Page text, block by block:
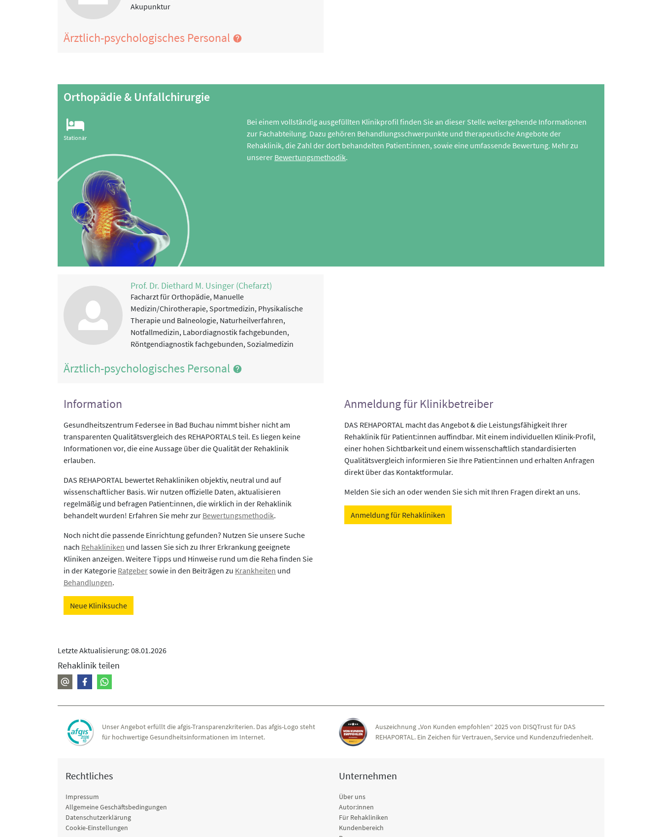
Akupunktur
Ärztlich-psychologisches Personal
Orthopädie & Unfallchirurgie
Stationär
Bei einem vollständig ausgefüllten Klinikprofil finden Sie an dieser Stelle weitergehende Informationen
zur Fachabteilung. Dazu gehören Behandlungsschwerpunkte und therapeutische Angebote der
Rehaklinik, die Zahl der dort behandelten Patient:innen, sowie eine umfassende Bewertung. Mehr zu
unserer Bewertungsmethodik.
Prof. Dr. Diethard M. Usinger (Chefarzt)
Facharzt für Orthopädie, Manuelle
Medizin/Chirotherapie, Sportmedizin, Physikalische
Therapie und Balneologie, Naturheilverfahren,
Notfallmedizin, Labordiagnostik fachgebunden,
Röntgendiagnostik fachgebunden, Sozialmedizin
Ärztlich-psychologisches Personal
Information
Gesundheitszentrum Federsee in Bad Buchau nimmt bisher nicht am
transparenten Qualitätsvergleich des REHAPORTALS teil. Es liegen keine
Informationen vor, die eine Aussage über die Qualität der Rehaklinik
erlauben.
DAS REHAPORTAL bewertet Rehakliniken objektiv, neutral und auf
wissenschaftlicher Basis. Wir nutzen offizielle Daten, aktualisieren
regelmäßig und befragen Patient:innen, die wirklich in der Rehaklinik
behandelt wurden! Erfahren Sie mehr zur Bewertungsmethodik.
Noch nicht die passende Einrichtung gefunden? Nutzen Sie unsere Suche
nach Rehakliniken und lassen Sie sich zu Ihrer Erkrankung geeignete
Kliniken anzeigen. Weitere Tipps und Hinweise rund um die Reha finden Sie
in der Kategorie Ratgebersowie in den Beiträgen zu Krankheiten und
Behandlungen.
Neue Kliniksuche
Anmeldung für Klinikbetreiber
DAS REHAPORTAL macht das Angebot & die Leistungsfähigkeit Ihrer
Rehaklinik für Patient:innen auffindbar. Mit einem individuellen Klinik-Profil,
einer hohen Sichtbarkeit und einem wissenschaftlich standardisierten
Qualitätsvergleich informieren Sie Ihre Patient:innen und erhalten Anfragen
direkt über das Kontaktformular.
Melden Sie sich an oder wenden Sie sich mit Ihren Fragen direkt an uns.
Anmeldung für Rehakliniken
Letzte Aktualisierung: 08.01.2026
Rehaklinik teilen
Unser Angebot erfüllt die afgis-Transparenzkriterien. Das afgis-Logo steht
für hochwertige Gesundheitsinformationen im Internet.
Auszeichnung „Von Kunden empfohlen“ 2025 von DISQTrust für DAS
REHAPORTAL. Ein Zeichen für Vertrauen, Service und Kundenzufriedenheit.
Rechtliches
Impressum
Allgemeine Geschäftsbedingungen
Datenschutzerklärung
Cookie-Einstellungen
Unternehmen
Über uns
Autor:innen
Für Rehakliniken
Kundenbereich